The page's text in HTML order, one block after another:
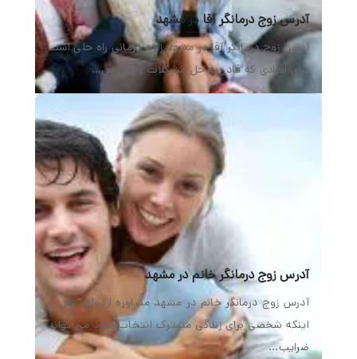
آدرس زوج درمانگر آقا در مشهد
آدرس زوج درمانگر آقا در مشهد زوج درمانی راه حلی است
برای افرادی که قادر به حل مشکلات و تعارض…
آدرس زوج درمانگر خانم در مشهد
آدرس زوج درمانگر خانم در مشهد مشاوره ازدواج، قبل از
اینکه شخصی برای زندگی مشترک انتخاب شود می تواند
ضرایب…